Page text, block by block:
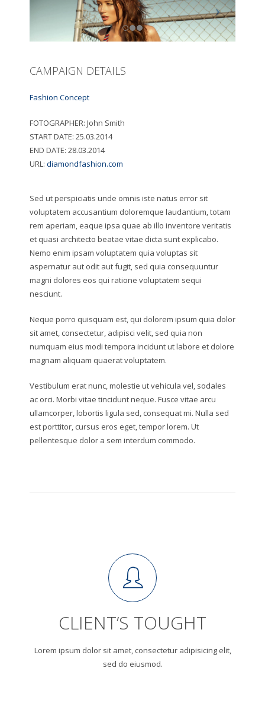
CAMPAIGN DETAILS
Fashion Concept
FOTOGRAPHER: John Smith
START DATE: 25.03.2014
END DATE: 28.03.2014
URL: diamondfashion.com
Sed ut perspiciatis unde omnis iste natus error sit
voluptatem accusantium doloremque laudantium, totam
rem aperiam, eaque ipsa quae ab illo inventore veritatis
et quasi architecto beatae vitae dicta sunt explicabo.
Nemo enim ipsam voluptatem quia voluptas sit
aspernatur aut odit aut fugit, sed quia consequuntur
magni dolores eos qui ratione voluptatem sequi
nesciunt.
Neque porro quisquam est, qui dolorem ipsum quia dolor
sit amet, consectetur, adipisci velit, sed quia non
numquam eius modi tempora incidunt ut labore et dolore
magnam aliquam quaerat voluptatem.
Vestibulum erat nunc, molestie ut vehicula vel, sodales
ac orci. Morbi vitae tincidunt neque. Fusce vitae arcu
ullamcorper, lobortis ligula sed, consequat mi. Nulla sed
est porttitor, cursus eros eget, tempor lorem. Ut
pellentesque dolor a sem interdum commodo.
CLIENT’S TOUGHT
Lorem ipsum dolor sit amet, consectetur adipisicing elit,
sed do eiusmod.